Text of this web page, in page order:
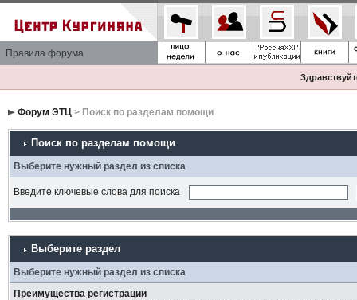
Правила форума
Форум ЭТЦ> Поиск по разделам помощи
Поиск по разделам помощи
Выберите нужный раздел из списка
Введите ключевые слова для поиска
Выберите раздел
Выберите нужный раздел из списка
Преимущества регистрации